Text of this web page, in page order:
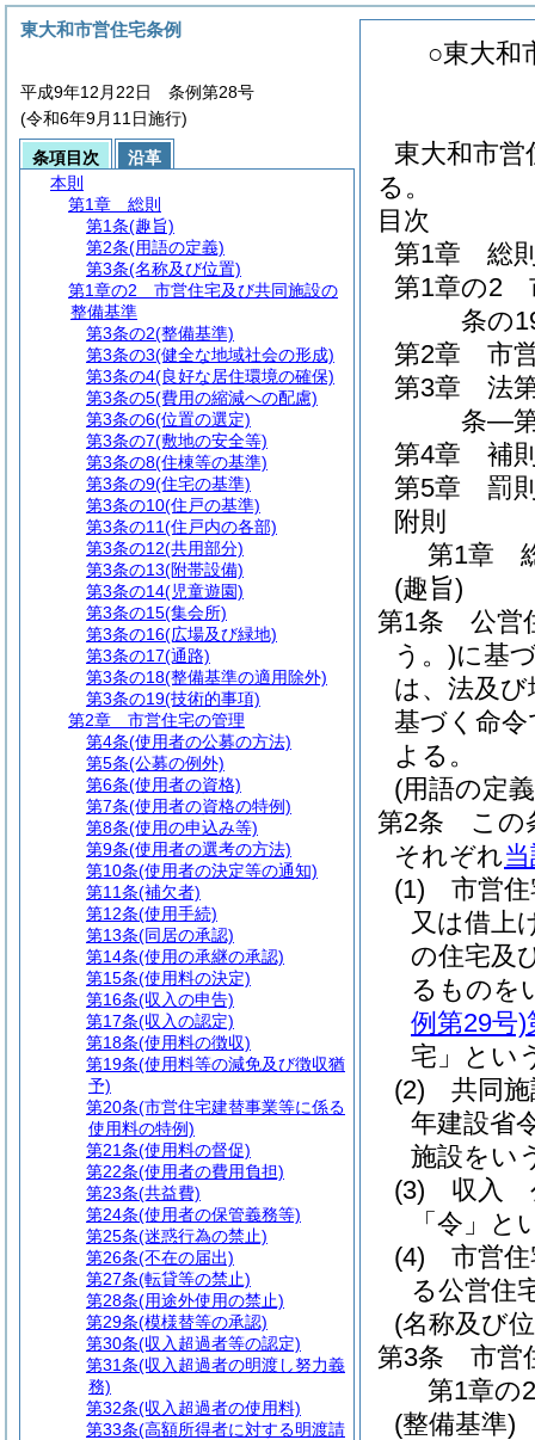
○東大和
東大和市営
る。
目次
第1章
総
第1章の2
条の
第2章
市
第3章
法
条―
第4章
補
第5章
罰
附則
第1章
(趣旨)
第1条
公営
う。)に基
は、法及
基づく命
よる。
(用語の定
第2条
この
それぞれ
(1)
市営
又は借上
の住宅及
るものを
例第29号)
宅」とい
(2)
共同
年建設省
施設をい
(3)
収入
「令」と
(4)
市営
る公営住
(名称及び
第3条
市営
第1章の2
(整備基準)
東大和市営住宅条例
平成9年12月22日 条例第28号
(令和6年9月11日施行)
条項目次
沿革
本則
第1章
総則
第1条(趣旨)
第2条(用語の定義)
第3条(名称及び位置)
第1章の2
市営住宅及び共同施設の
整備基準
第3条の2(整備基準)
第3条の3(健全な地域社会の形成)
第3条の4(良好な居住環境の確保)
第3条の5(費用の縮減への配慮)
第3条の6(位置の選定)
第3条の7(敷地の安全等)
第3条の8(住棟等の基準)
第3条の9(住宅の基準)
第3条の10(住戸の基準)
第3条の11(住戸内の各部)
第3条の12(共用部分)
第3条の13(附帯設備)
第3条の14(児童遊園)
第3条の15(集会所)
第3条の16(広場及び緑地)
第3条の17(通路)
第3条の18(整備基準の適用除外)
第3条の19(技術的事項)
第2章
市営住宅の管理
第4条(使用者の公募の方法)
第5条(公募の例外)
第6条(使用者の資格)
第7条(使用者の資格の特例)
第8条(使用の申込み等)
第9条(使用者の選考の方法)
第10条(使用者の決定等の通知)
第11条(補欠者)
第12条(使用手続)
第13条(同居の承認)
第14条(使用の承継の承認)
第15条(使用料の決定)
第16条(収入の申告)
第17条(収入の認定)
第18条(使用料の徴収)
第19条(使用料等の減免及び徴収猶
予)
第20条(市営住宅建替事業等に係る
使用料の特例)
第21条(使用料の督促)
第22条(使用者の費用負担)
第23条(共益費)
第24条(使用者の保管義務等)
第25条(迷惑行為の禁止)
第26条(不在の届出)
第27条(転貸等の禁止)
第28条(用途外使用の禁止)
第29条(模様替等の承認)
第30条(収入超過者等の認定)
第31条(収入超過者の明渡し努力義
務)
第32条(収入超過者の使用料)
第33条(高額所得者に対する明渡請